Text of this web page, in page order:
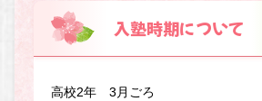
入塾時期について
高校2年 3月ごろ